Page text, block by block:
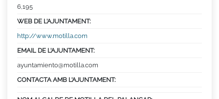
6,195
WEB DE L’AJUNTAMENT:
http://www.motilla.com
EMAIL DE L’AJUNTAMENT:
ayuntamiento@motilla.com
CONTACTA AMB L’AJUNTAMENT: